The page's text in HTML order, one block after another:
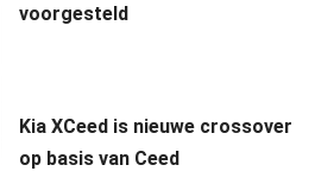
voorgesteld
Kia XCeed is nieuwe crossover
op basis van Ceed